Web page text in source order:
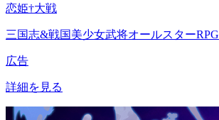
恋姫†大戦
三国志&戦国美少女武将オールスターRPG
広告
詳細を見る